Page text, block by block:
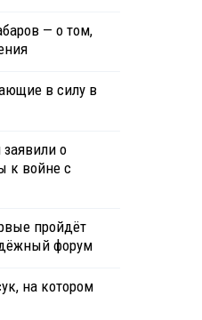
— о том,
в силу в
о
к войне с
пройдёт
форум
на котором